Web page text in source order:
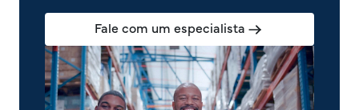
Fale com um especialista